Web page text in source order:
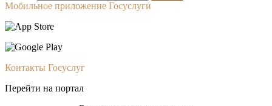
Мобильное приложение Госуслуги
Контакты Госуслуг
Перейти на портал